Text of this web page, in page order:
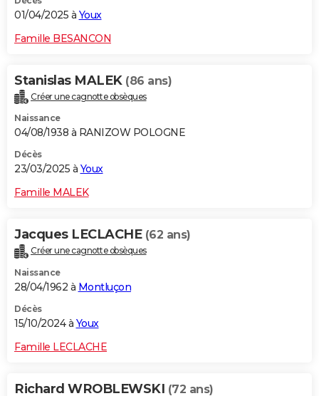
01/04/2025 à Youx
Famille BESANCON
Stanislas MALEK (86 ans)
Créer une cagnotte obsèques
Naissance
04/08/1938 à RANIZOW POLOGNE
Décès
23/03/2025 à Youx
Famille MALEK
Jacques LECLACHE (62 ans)
Créer une cagnotte obsèques
Naissance
28/04/1962 à Montluçon
Décès
15/10/2024 à Youx
Famille LECLACHE
Richard WROBLEWSKI (72 ans)